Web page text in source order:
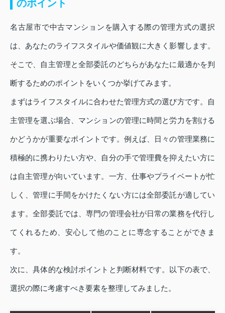
のポイント
名古屋市で中古マンションを購入する際の管理方式の選択
は、あなたのライフスタイルや価値観に大きく影響します。
そこで、自主管理と全部委託のどちらがあなたに最適かを判
断するためのポイントをいくつか挙げてみます。
まずはライフスタイルに合わせた管理方式の選び方です。自
主管理を選ぶ場合、マンションの管理に時間と労力を割ける
かどうかが重要なポイントです。例えば、日々の管理業務に
積極的に携わりたい方や、自分の手で管理費を抑えたい方に
は自主管理が向いています。一方、仕事やプライベートが忙
しく、管理に手間をかけたくない方には全部委託が適してい
ます。全部委託では、専門の管理会社が日常の業務を代行し
てくれるため、安心して他のことに専念することができま
す。
次に、具体的な検討ポイントと判断材料です。以下の表で、
選択の際に考慮すべき要素を整理してみました。